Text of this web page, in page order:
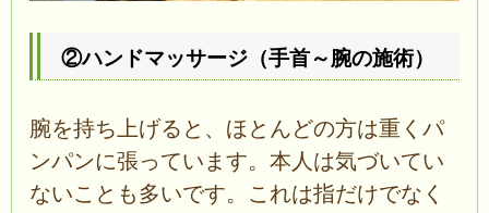
②ハンドマッサージ（手首～腕の施術）
腕を持ち上げると、ほとんどの方は重くパ
ンパンに張っています。本人は気づいてい
ないことも多いです。これは指だけでなく